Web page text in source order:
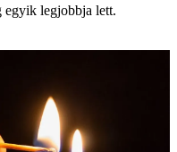
egyik legjobbja lett.